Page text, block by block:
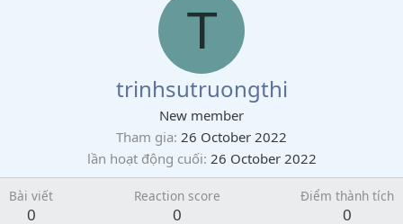
T
trinhsutruongthi
New member
Tham gia 26 October 2022
lần hoạt động cuối 26 October 2022
Bài viết
0
Reaction score
0
Điểm thành tích
0